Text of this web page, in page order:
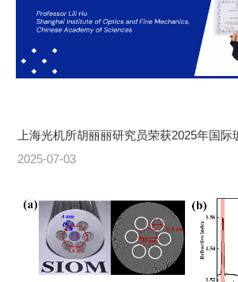
上海光机所胡丽丽研究员荣获2025年国际
2025-07-03